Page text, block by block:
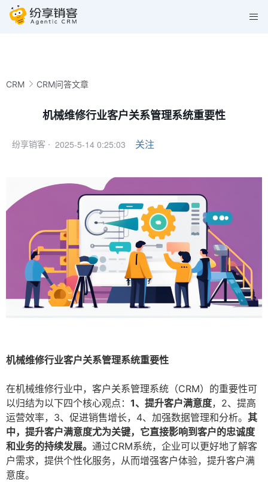
CRM CRM问答文章
机械维修行业客户关系管理系统重要性
纷享销客 · 2025-5-14 0:25:03 关注
机械维修行业客户关系管理系统重要性
在机械维修行业中，客户关系管理系统（CRM）的重要性可
以归结为以下四个核心观点： 1、提升客户满意度，2、提高
运营效率，3、促进销售增长，4、加强数据管理和分析。 其
中，提升客户满意度尤为关键，它直接影响到客户的忠诚度
和业务的持续发展。 通过CRM系统，企业可以更好地了解客
户需求，提供个性化服务，从而增强客户体验，提升客户满
意度。